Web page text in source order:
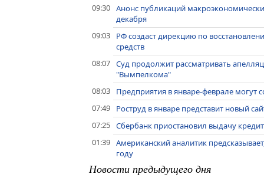
09:30 Анонс публикаций
декабря
09:03
РФ создаст дирекцию по
средств
08:07 Суд продолжит рассматривать
"Вымпелкома"
08:03
Предприятия в январе-феврале могут
07:49
Роструд в январе представит новый
07:25 Сбербанк приостановил выдачу
01:39 Американский аналитик
году
Новости предыдущего дня